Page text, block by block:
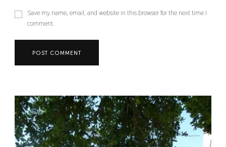
Save my name, email, and website in this browser for the next time I
comment.